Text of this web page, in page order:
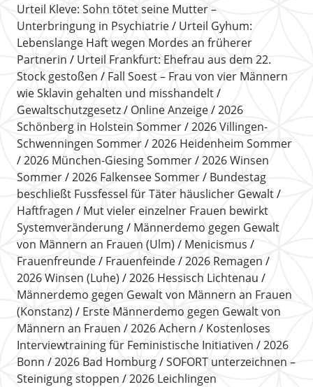
Urteil Kleve: Sohn tötet seine Mutter –
Unterbringung in Psychiatrie
Urteil Gyhum:
Lebenslange Haft wegen Mordes an früherer
Partnerin
Urteil Frankfurt: Ehefrau aus dem 22.
Stock gestoßen
Fall Soest – Frau von vier Männern
wie Sklavin gehalten und misshandelt
Gewaltschutzgesetz
Online Anzeige
2026
Schönberg in Holstein Sommer
2026 Villingen-
Schwenningen Sommer
2026 Heidenheim Sommer
2026 München-Giesing Sommer
2026 Winsen
Sommer
2026 Falkensee Sommer
Bundestag
beschließt Fussfessel für Täter häuslicher Gewalt
Haftfragen
Mut vieler einzelner Frauen bewirkt
Systemveränderung
Männerdemo gegen Gewalt
von Männern an Frauen (Ulm)
Menicismus
Frauenfreunde
Frauenfeinde
2026 Remagen
2026 Winsen (Luhe)
2026 Hessisch Lichtenau
Männerdemo gegen Gewalt von Männern an Frauen
(Konstanz)
Erste Männerdemo gegen Gewalt von
Männern an Frauen
2026 Achern
Kostenloses
Interviewtraining für Feministische Initiativen
2026
Bonn
2026 Bad Homburg
SOFORT unterzeichnen –
Steinigung stoppen
2026 Leichlingen